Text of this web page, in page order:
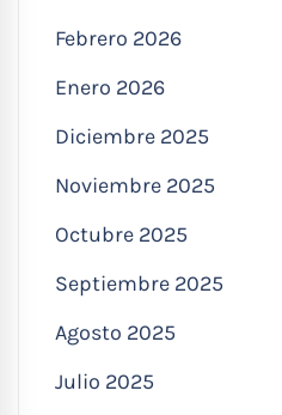
Febrero 2026
Enero 2026
Diciembre 2025
Noviembre 2025
Octubre 2025
Septiembre 2025
Agosto 2025
Julio 2025